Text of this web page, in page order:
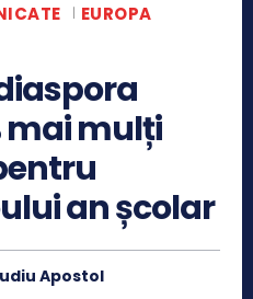
EUROPA
mai mulți
an școlar
Apostol